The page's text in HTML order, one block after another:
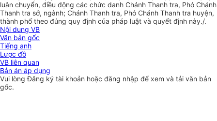
luân chuyển, điều động các chức danh Chánh Thanh tra, Phó Chánh
Thanh tra sở, ngành; Chánh Thanh tra, Phó Chánh Thanh tra huyện,
thành phố theo đúng quy định của pháp luật và quyết định này./.
Nội dung VB
Văn bản gốc
Tiếng anh
Lược đồ
VB liên quan
Bản án áp dụng
Vui lòngĐăng ký tài khoản hoặc đăng nhập để xem và tải văn bản
gốc.